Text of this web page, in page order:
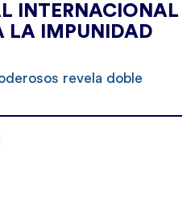
INTERNACIONAL
LA IMPUNIDAD
revela doble